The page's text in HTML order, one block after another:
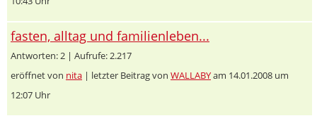
fasten, alltag und familienleben...
Antworten: 2 | Aufrufe: 2.217
eröffnet von nita | letzter Beitrag von WALLABYam 14.01.2008 um
12:07 Uhr